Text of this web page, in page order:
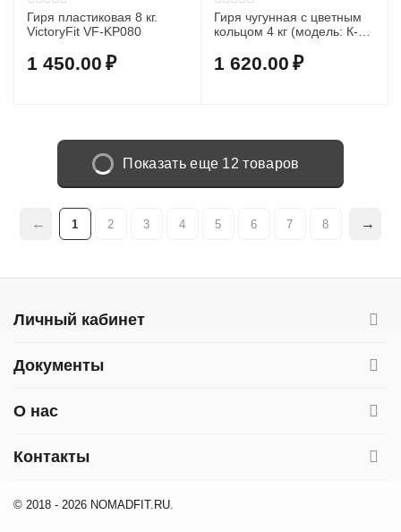
Гиря пластиковая 8 кг.
VictoryFit VF-KP080
1 450.00 ₽
Гиря чугунная с цветным
кольцом 4 кг (модель: К-3)
1 620.00 ₽
Показать еще 12 товаров
1 2 3 4 5 6 7 8
Личный кабинет
Документы
О нас
Контакты
© 2018 - 2026 NOMADFIT.RU.